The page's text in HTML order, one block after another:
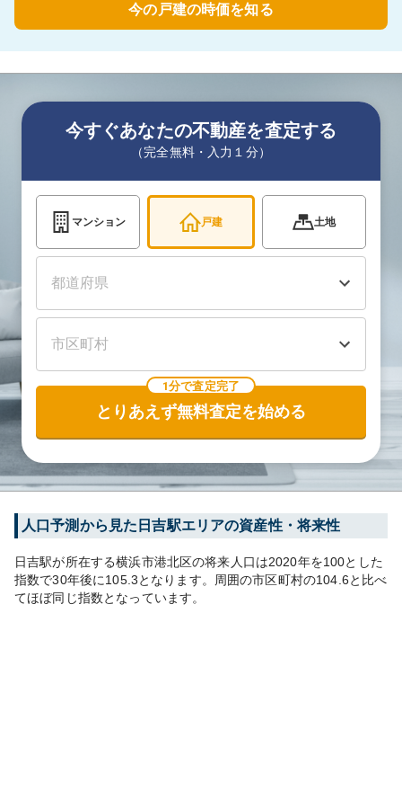
今の戸建の時価を知る
今すぐあなたの不動産を査定する
（完全無料・入力１分）
マンション 戸建 土地
1分で査定完了
とりあえず無料査定を始める
人口予測から見た 日吉駅エリアの資産性・将来性
日吉駅が所在する横浜市港北区の将来人口は2020年を100とした
指数で30年後に105.3となります。 周囲の市区町村の104.6と比べ
てほぼ同じ指数となっています。